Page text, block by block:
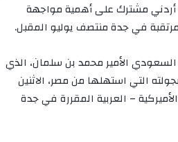
مشترك على أهمية مواجهة
في جدة منتصف يوليو المقبل.
الأمير محمد بن سلمان، الذي
التي استهلها من مصر، الاثنين
– العربية المقررة في جدة